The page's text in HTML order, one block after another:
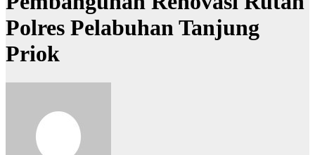
Polres Pelabuhan Tanjung
Priok